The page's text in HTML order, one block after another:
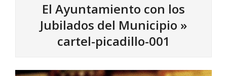
El Ayuntamiento con los
Jubilados del Municipio »
cartel-picadillo-001